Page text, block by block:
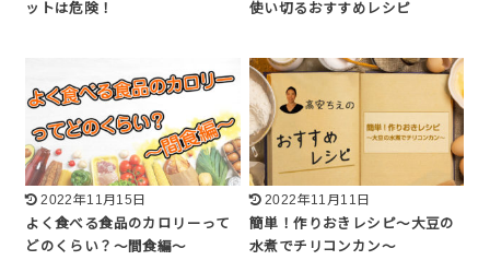
ットは危険！
使い切るおすすめレシピ
2022年11月15日
よく食べる食品のカロリーって
どのくらい？〜間食編〜
2022年11月11日
簡単！作りおきレシピ〜大豆の
水煮でチリコンカン〜